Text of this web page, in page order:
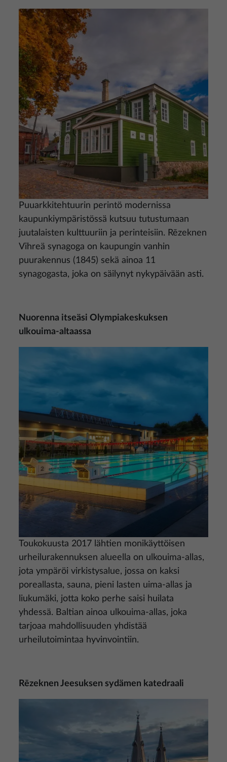
Kuva
Puuarkkitehtuurin perintö modernissa
kaupunkiympäristössä kutsuu tutustumaan
juutalaisten kulttuuriin ja perinteisiin. Rēzeknen
Vihreä synagoga on kaupungin vanhin
puurakennus (1845) sekä ainoa 11
synagogasta, joka on säilynyt nykypäivään asti.
Nuorenna itseäsi Olympiakeskuksen
ulkouima-altaassa
Toukokuusta 2017 lähtien monikäyttöisen
urheilurakennuksen alueella on ulkouima-allas,
jota ympäröi virkistysalue, jossa on kaksi
poreallasta, sauna, pieni lasten uima-allas ja
liukumäki, jotta koko perhe saisi huilata
yhdessä. Baltian ainoa ulkouima-allas, joka
tarjoaa mahdollisuuden yhdistää
urheilutoimintaa hyvinvointiin.
Rēzeknen Jeesuksen sydämen katedraali